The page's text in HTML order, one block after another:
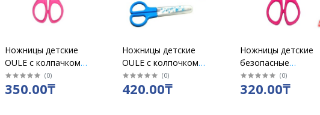
Ножницы детские
OULE с колпачком
Котята / 1201
(0)
350.00₸
Ножницы детские
OULE с колпочком
зверята / 2108
(0)
420.00₸
Ножницы детские
безопасные
"Хатбер" Монстрики
12см / 072015
(0)
320.00₸